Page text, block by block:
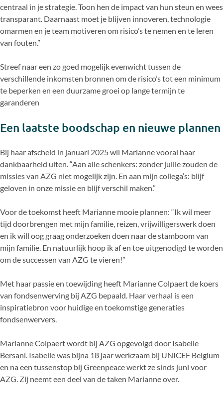
centraal in je strategie. Toon hen de impact van hun steun en wees
transparant. Daarnaast moet je blijven innoveren, technologie
omarmen en je team motiveren om risico’s te nemen en te leren
van fouten.”
Streef naar een zo goed mogelijk evenwicht tussen de
verschillende inkomsten bronnen om de risico’s tot een minimum
te beperken en een duurzame groei op lange termijn te
garanderen
Een laatste boodschap en nieuwe plannen
Bij haar afscheid in januari 2025 wil Marianne vooral haar
dankbaarheid uiten. “Aan alle schenkers: zonder jullie zouden de
missies van AZG niet mogelijk zijn. En aan mijn collega’s: blijf
geloven in onze missie en blijf verschil maken.”
Voor de toekomst heeft Marianne mooie plannen: “Ik wil meer
tijd doorbrengen met mijn familie, reizen, vrijwilligerswerk doen
en ik will oog graag onderzoeken doen naar de stamboom van
mijn familie. En natuurlijk hoop ik af en toe uitgenodigd te worden
om de successen van AZG te vieren!”
Met haar passie en toewijding heeft Marianne Colpaert de koers
van fondsenwerving bij AZG bepaald. Haar verhaal is een
inspiratiebron voor huidige en toekomstige generaties
fondsenwervers.
Marianne Colpaert wordt bij AZG opgevolgd door Isabelle
Bersani. Isabelle was bijna 18 jaar werkzaam bij UNICEF Belgium
en na een tussenstop bij Greenpeace werkt ze sinds juni voor
AZG. Zij neemt een deel van de taken Marianne over.